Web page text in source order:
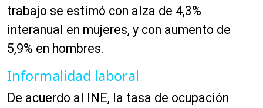
trabajo se estimó con alza de 4,3%
interanual en mujeres, y con aumento de
5,9% en hombres.
Informalidad laboral
De acuerdo al INE, la tasa de ocupación